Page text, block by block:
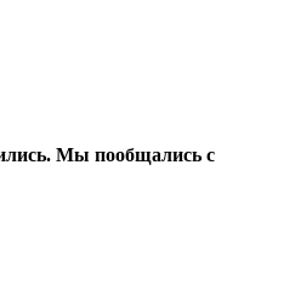
Мы пообщались с